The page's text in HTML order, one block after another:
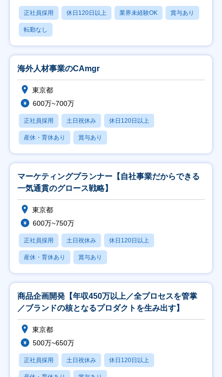
正社員採用 休日120日以上 業界未経験OK 賞与あり
転勤なし
海外人材事業のCAmgr
東京都
600万~700万
正社員採用 土日祝休み 休日120日以上
産休・育休あり 賞与あり
マーケティングプランナー【自社事業だからできる
一気通貫のグロース戦略】
東京都
600万~750万
正社員採用 土日祝休み 休日120日以上
産休・育休あり 賞与あり
商品企画開発【年収450万以上／全プロセスを管掌
／ブランドの核となるプロダクトを生み出す】
東京都
500万~650万
正社員採用 土日祝休み 休日120日以上